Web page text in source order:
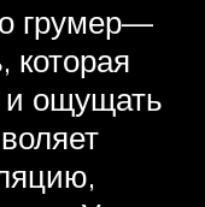
грумер—
которая
и ощущать